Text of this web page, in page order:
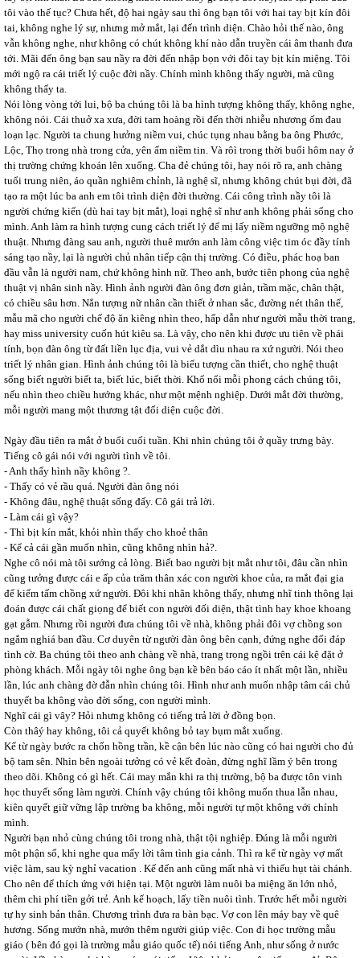
tôi vào thế tục? Chưa hết, độ hai ngày sau thì ông bạn tôi với hai tay bịt kín đôi
tai, không nghe lý sự, nhưng mở mắt, lại đến trình diện. Chào hỏi thế nào, ông
vẫn không nghe, như không có chút không khí nào dẫn truyền cái âm thanh đưa
tới. Mãi đến ông bạn sau nầy ra đời đến nhập bọn với đôi tay bịt kín miệng. Tôi
mới ngộ ra cái triết lý cuộc đời nầy. Chính mình không thấy người, mà cũng
không thấy ta.
Nói lòng vòng tới lui, bộ ba chúng tôi là ba hình tượng không thấy, không nghe,
không nói. Cái thuở xa xưa, đời tam hoàng rồi đến thời nhiễu nhương ốm đau
loạn lạc. Người ta chung hưởng niềm vui, chúc tụng nhau bằng ba ông Phước,
Lộc, Thọ trong nhà trong cửa, yên ấm niềm tin. Và rôì trong thời buổi hôm nay ở
thị trường chứng khoán lên xuống. Cha đẻ chúng tôi, hay nói rõ ra, anh chàng
tuổi trung niên, áo quần nghiêm chỉnh, là nghệ sĩ, nhưng không chút bụi đời, đã
tạo ra một lúc ba anh em tôi trình diện đời thường. Cái công trình nầy tôi là
người chứng kiến (dù hai tay bịt mắt), loại nghệ sĩ như anh không phải sống cho
mình. Anh làm ra hình tượng cung cách triết lý để mị lấy niềm ngưỡng mộ nghệ
thuật. Nhưng đàng sau anh, người thuê mướn anh làm công việc tim óc đầy tính
sáng tạo nầy, lại là người chủ nhân tiếp cận thị trường. Có điều, phác hoạ ban
đầu vẫn là người nam, chứ không hình nữ. Theo anh, bước tiên phong của nghệ
thuật vị nhân sinh nầy. Hình ảnh người đàn ông đơn giản, trầm mặc, chân thật,
có chiều sâu hơn. Nắn tượng nữ nhân cần thiết ở nhan sắc, đường nét thân thể,
mẫu mã cho người chế độ ăn kiêng nhìn theo, hấp dẫn như người mẫu thời trang,
hay miss university cuốn hút kiêu sa. Là vậy, cho nên khi được ưu tiên về phái
tính, bọn đàn ông từ đất liền lục địa, vui vẻ dắt dìu nhau ra xứ người. Nói theo
triết lý nhân gian. Hình ảnh chúng tôi là biểu tượng cần thiết, cho nghệ thuật
sống biết người biết ta, biết lúc, biết thời. Khổ nổi mỗi phong cách chúng tôi,
nếu nhìn theo chiều hướng khác, như một mệnh nghiệp. Dưới mắt đời thường,
mỗi người mang một thương tật đối diện cuộc đời.
Ngày đầu tiên ra mắt ở buổi cuối tuần. Khi nhìn chúng tôi ở quầy trưng bày.
Tiếng cô gái nói với người tình về tôi.
- Anh thấy hình nầy không ?.
- Thấy có vẻ rầu quá. Người đàn ông nói
- Không đâu, nghệ thuật sống đấy. Cô gái trả lời.
- Làm cái gì vậy?
- Thì bịt kín mắt, khỏi nhìn thấy cho khoẻ thân
- Kể cả cái gần muốn nhìn, cũng không nhìn hả?.
Nghe cô nói mà tôi sướng cả lòng. Biết bao người bịt mắt như tôi, đâu cần nhìn
cũng tưởng được cái e ấp của trăm thân xác con người khoe của, ra mắt đại gia
để kiếm tấm chồng xứ người. Đôi khi nhãn không thấy, nhưng nhĩ tinh thông lại
đoán được cái chất giọng để biết con người đối diện, thật tình hay khoe khoang
gạt gẫm. Nhưng rồi người đưa chúng tôi về nhà, không phải đôi vợ chồng son
ngắm nghiá ban đầu. Cơ duyên từ người đàn ông bên cạnh, đứng nghe đối đáp
tình cờ. Ba chúng tôi theo anh chàng về nhà, trang trọng ngồi trên cái kệ đặt ở
phòng khách. Mỗi ngày tôi nghe ông bạn kề bên báo cáo ít nhất một lần, nhiều
lần, lúc anh chàng đờ đẫn nhìn chúng tôi. Hình như anh muốn nhập tâm cái chủ
thuyết ba không vào đời sống, con người mình.
Nghĩ cái gì vây? Hỏi nhưng không có tiếng trả lời ở đồng bọn.
Còn thâý hay không, tôi cả quyết không bỏ tay bụm mắt xuống.
Kể từ ngày bước ra chốn hồng trần, kề cận bên lúc nào cũng có hai người cho đủ
bộ tam sên. Nhìn bên ngoài tưởng có vẻ kết đoàn, đừng nghĩ lầm ý bên trong
theo dõi. Không có gì hết. Cái may mắn khi ra thị trường, bộ ba được tôn vinh
học thuyết sống làm người. Chính vậy chúng tôi không muốn thua lẫn nhau,
kiên quyết giữ vững lập trường ba không, mỗi người tự một không với chính
mình.
Người bạn nhỏ cùng chúng tôi trong nhà, thật tội nghiệp. Đúng là mỗi người
một phận số, khi nghe qua mấy lời tâm tình gia cảnh. Thì ra kể từ ngày vợ mất
việc làm, sau kỳ nghỉ vacation . Kế đến anh cũng mất nhà vì thiếu hụt tài chánh.
Cho nên để thích ứng với hiện tại. Một người làm nuôi ba miệng ăn lớn nhỏ,
thêm chi phí tiền gởi trẻ. Anh kế hoạch, lấy tiền nuôi tình. Trước hết mỗi người
tự hy sinh bản thân. Chương trình đưa ra bàn bạc. Vợ con lên máy bay về quê
hương. Sống mướn nhà, mướn thêm người giúp việc. Con đi học trường mẫu
giáo ( bên đó gọi là trường mẫu giáo quốc tế) nói tiếng Anh, như sống ở nước